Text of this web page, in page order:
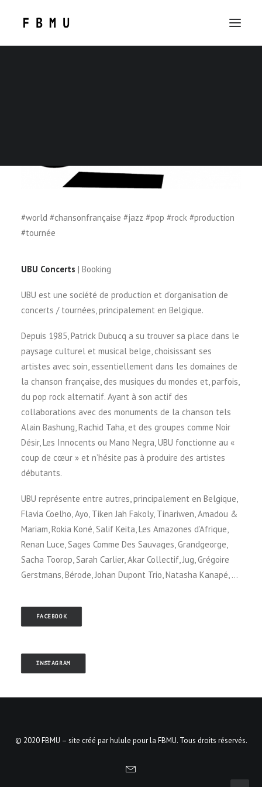
#world #chansonfrançaise #jazz #pop #rock #production
#tournée
UBU Concerts | Booking
UBU est une société de production et d’organisation de
concerts / tournées, principalement en Belgique.
Depuis 1985, Patrick Dubucq a su trouver sa place dans le
paysage culturel et musical belge, choisissant ses
artistes avec soin, essentiellement dans les domaines de
la chanson française, des musiques du mondes et, parfois,
du pop rock alternatif. Ayant à son actif des
collaborations avec des monuments de la chanson tels
Alain Bashung, Rachid Taha, et des groupes comme Noir
Désir, Les Innocents ou Mano Negra, UBU fonctionne au «
coup de cœur » et n’hésite pas à produire des artistes
débutants.
UBU représente entre autres, principalement en Belgique,
Flavia Coelho, Ayo, Tiken Jah Fakoly, Tinariwen, Amadou &
Mariam, Rokia Koné, Salif Keita, Les Amazones d’Afrique,
Renan Luce, Sages Comme Des Sauvages, Grandgeorge,
Sacha Toorop, Sarah Carlier, Akar Collectif, Jug, Grégoire
Gerstmans, Bérode, Johan Dupont Trio, Natasha Kanapé, …
FACEBOOK
INSTAGRAM
© 2020 FBMU – site créé parhulule pour la FBMU. Tous droits réservés.